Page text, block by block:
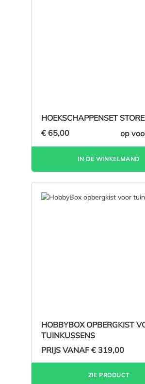
HOEKSCHAPPENSET
€ 65,00
op
IN DE WINKELMAND
HOBBYBOX OPBERGKIST
TUINKUSSENS
PRIJS VANAF € 319,00
ZIE PRODUCT